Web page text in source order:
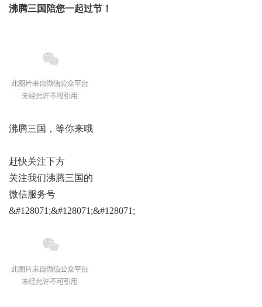
沸腾三国陪您一起过节！
沸腾三国，等你来哦
赶快关注下方
关注我们沸腾三国的
微信服务号
&#128071;&#128071;&#128071;